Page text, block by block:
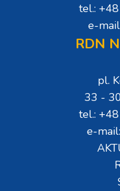
tel.:
e-
RDN
pl.
33 -
tel.:
e-